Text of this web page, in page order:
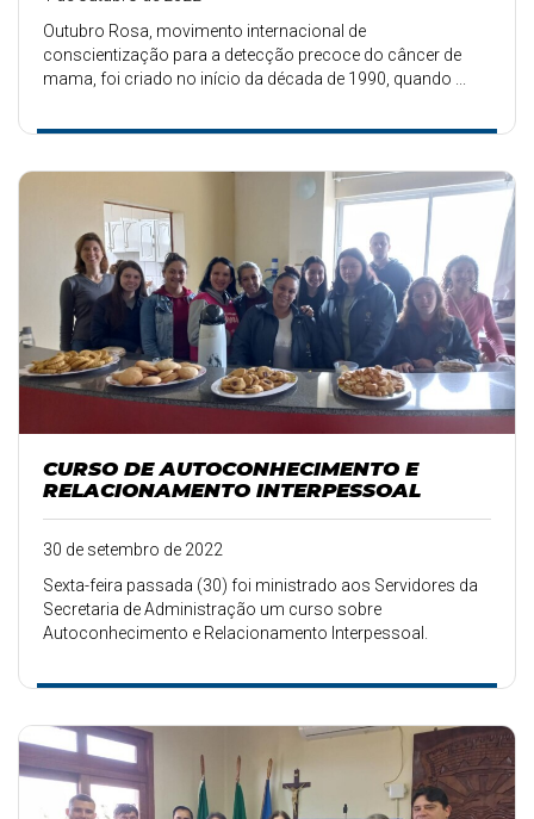
Outubro Rosa, movimento internacional de
conscientização para a detecção precoce do câncer de
mama, foi criado no início da década de 1990, quando ...
CURSO DE AUTOCONHECIMENTO E
RELACIONAMENTO INTERPESSOAL
30 de setembro de 2022
Sexta-feira passada (30) foi ministrado aos Servidores da
Secretaria de Administração um curso sobre
Autoconhecimento e Relacionamento Interpessoal.